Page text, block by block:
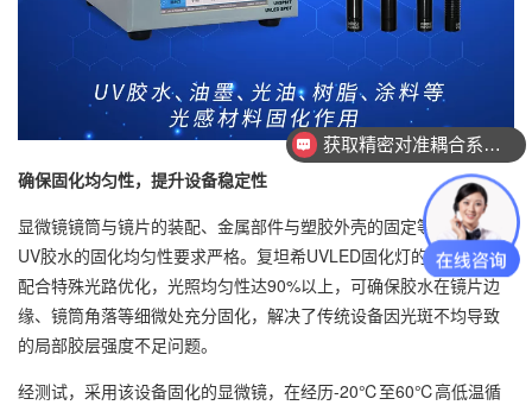
确保固化均匀性，提升设备稳定性
显微镜镜筒与镜片的装配、金属部件与塑胶外壳的固定等环节，对
UV胶水的固化均匀性要求严格。复坦希UVLED固化灯的面光源设计
配合特殊光路优化，光照均匀性达90%以上，可确保胶水在镜片边
缘、镜筒角落等细微处充分固化，解决了传统设备因光斑不均导致
的局部胶层强度不足问题。
经测试，采用该设备固化的显微镜，在经历-20℃至60℃高低温循
获取精密对准耦合系统技术方案